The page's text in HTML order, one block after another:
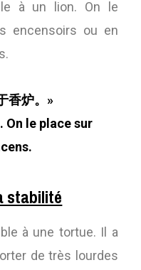
à un lion. On le
encensoirs ou en
香炉。»
On le place sur
stabilité
à une tortue. Il a
de très lourdes